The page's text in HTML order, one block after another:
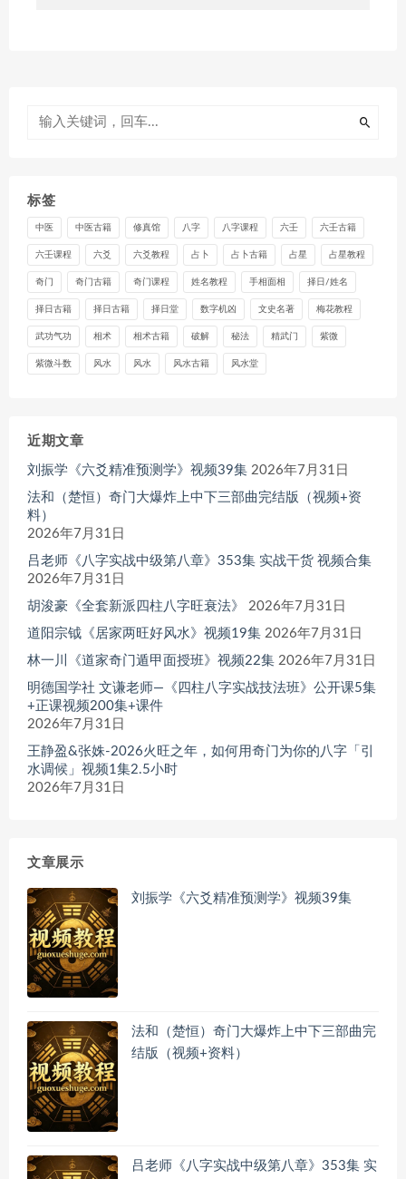
标签
中医 中医古籍 修真馆 八字 八字课程 六壬 六壬古籍
六壬课程 六爻 六爻教程 占卜 占卜古籍 占星 占星教程
奇门 奇门古籍 奇门课程 姓名教程 手相面相 择日/姓名
择日古籍 择日古籍 择日堂 数字机凶 文史名著 梅花教程
武功气功 相术 相术古籍 破解 秘法 精武门 紫微
紫微斗数 风水 风水 风水古籍 风水堂
近期文章
刘振学《六爻精准预测学》视频39集 2026年7月31日
法和（楚恒）奇门大爆炸上中下三部曲完结版（视频+资
料）
2026年7月31日
吕老师《八字实战中级第八章》353集 实战干货 视频合集
2026年7月31日
胡浚豪《全套新派四柱八字旺衰法》
2026年7月31日
道阳宗钺《居家两旺好风水》视频19集 2026年7月31日
林一川《道家奇门遁甲面授班》视频22集 2026年7月31日
明德国学社 文谦老师—《四柱八字实战技法班》公开课5集
+正课视频200集+课件
2026年7月31日
王静盈&张姝-2026火旺之年，如何用奇门为你的八字「引
水调候」视频1集2.5小时
2026年7月31日
文章展示
刘振学《六爻精准预测学》视频39集
法和（楚恒）奇门大爆炸上中下三部曲完
结版（视频+资料）
吕老师《八字实战中级第八章》353集 实